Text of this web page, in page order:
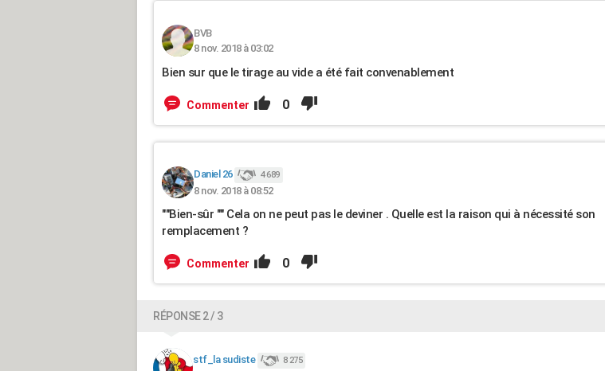
BVB
8 nov. 2018 à 03:02
Bien sur que le tirage au vide a été fait convenablement
Commenter 0
Daniel 26 4 689
8 nov. 2018 à 08:52
""Bien-sûr "" Cela on ne peut pas le deviner . Quelle est la raison qui à nécessité son
remplacement ?
Commenter 0
RÉPONSE 2 / 3
stf_la sudiste 8 275